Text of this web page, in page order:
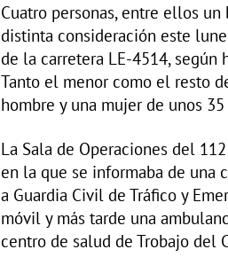
Cuatro personas, entre ellos
distinta consideración este
de la carretera LE-4514,
Tanto el menor como el resto
hombre y una mujer de unos
La Sala de Operaciones del
en la que se informaba de
a Guardia Civil de Tráfico y
móvil y más tarde una
centro de salud de Trobajo del